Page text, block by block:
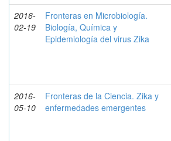
2016-
02-19
Fronteras en Microbiología.
Biología, Química y
Epidemiología del virus Zika
2016-
05-10
Fronteras de la Ciencia. Zika y
enfermedades emergentes